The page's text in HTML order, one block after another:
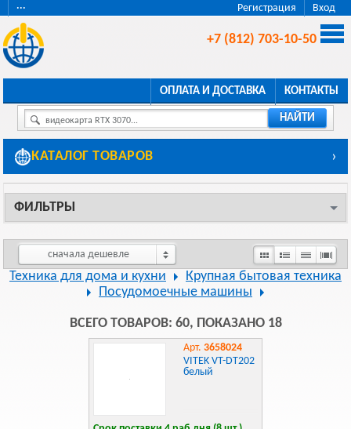
Регистрация Вход
···
+7 (812) 703-10-50
ОПЛАТА И ДОСТАВКА КОНТАКТЫ
видеокарта RTX 3070... НАЙТИ
КАТАЛОГ ТОВАРОВ ›
ФИЛЬТРЫ
сначала дешевле
Техника для дома и кухни
Крупная бытовая техника
Посудомоечные машины
ВСЕГО ТОВАРОВ: 60, ПОКАЗАНО 18
Арт. 3658024
VITEK VT-DT202
белый